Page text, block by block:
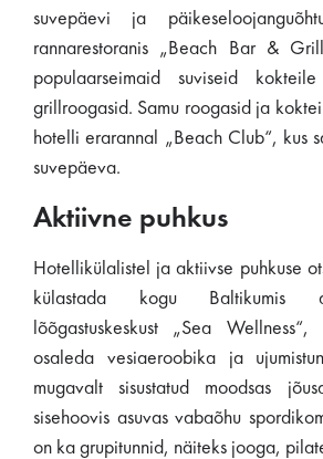
suvepäevi ja
rannarestoranis „Beach Bar &
populaarseimaid suviseid
grillroogasid. Samu roogasid ja
hotelli erarannal „Beach Club“, kus
suvepäeva.
Aktiivne puhkus
Hotellikülalistel ja aktiivse puhkuse
külastada kogu Baltikumis
lõõgastuskeskust „Sea
osaleda vesiaeroobika ja
mugavalt sisustatud moodsas
sisehoovis asuvas vabaõhu
on ka grupitunnid, näiteks jooga,